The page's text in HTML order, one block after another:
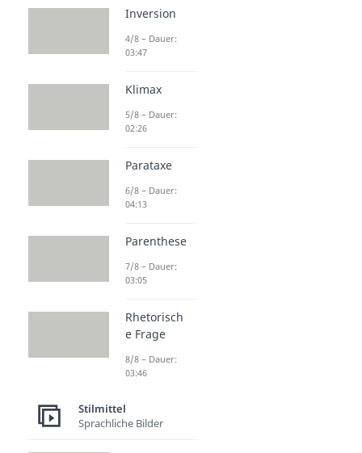
Inversion
4/8 – Dauer:
03:47
Klimax
5/8 – Dauer:
02:26
Parataxe
6/8 – Dauer:
04:13
Parenthese
7/8 – Dauer:
03:05
Rhetorisch
e Frage
8/8 – Dauer:
03:46
Stilmittel
Sprachliche Bilder